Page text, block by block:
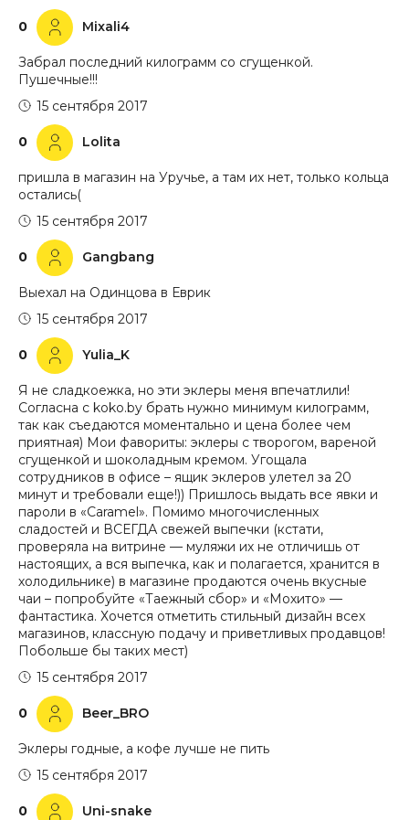
0 Mixali4
Забрал последний килограмм со сгущенкой.
Пушечные!!!
0 Lolita
15 сентября 2017
пришла в магазин на Уручье, а там их нет, только кольца
остались(
0 Gangbang
15 сентября 2017
Выехал на Одинцова в Еврик
0 Yulia_K
15 сентября 2017
Я не сладкоежка, но эти эклеры меня впечатлили!
Согласна с koko.by брать нужно минимум килограмм,
так как съедаются моментально и цена более чем
приятная) Мои фавориты: эклеры с творогом, вареной
сгущенкой и шоколадным кремом. Угощала
сотрудников в офисе – ящик эклеров улетел за 20
минут и требовали еще!)) Пришлось выдать все явки и
пароли в «Caramel». Помимо многочисленных
сладостей и ВСЕГДА свежей выпечки (кстати,
проверяла на витрине — муляжи их не отличишь от
настоящих, а вся выпечка, как и полагается, хранится в
холодильнике) в магазине продаются очень вкусные
чаи – попробуйте «Таежный сбор» и «Мохито» —
фантастика. Хочется отметить стильный дизайн всех
магазинов, классную подачу и приветливых продавцов!
Побольше бы таких мест)
0 Beer_BRO
15 сентября 2017
Эклеры годные, а кофе лучше не пить
0 Uni-snake
15 сентября 2017